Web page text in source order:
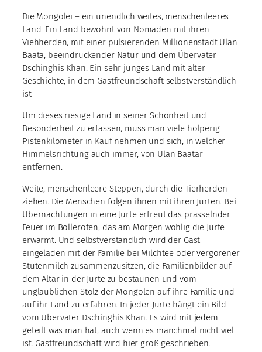
Die Mongolei – ein unendlich weites, menschenleeres
Land. Ein Land bewohnt von Nomaden mit ihren
Viehherden, mit einer pulsierenden Millionenstadt Ulan
Baata, beeindruckender Natur und dem Übervater
Dschinghis Khan. Ein sehr junges Land mit alter
Geschichte, in dem Gastfreundschaft selbstverständlich
ist
Um dieses riesige Land in seiner Schönheit und
Besonderheit zu erfassen, muss man viele holperig
Pistenkilometer in Kauf nehmen und sich, in welcher
Himmelsrichtung auch immer, von Ulan Baatar
entfernen.
Weite, menschenleere Steppen, durch die Tierherden
ziehen. Die Menschen folgen ihnen mit ihren Jurten. Bei
Übernachtungen in eine Jurte erfreut das prasselnder
Feuer im Bollerofen, das am Morgen wohlig die Jurte
erwärmt. Und selbstverständlich wird der Gast
eingeladen mit der Familie bei Milchtee oder vergorener
Stutenmilch zusammenzusitzen, die Familienbilder auf
dem Altar in der Jurte zu bestaunen und vom
unglaublichen Stolz der Mongolen auf ihre Familie und
auf ihr Land zu erfahren. In jeder Jurte hängt ein Bild
vom Übervater Dschinghis Khan. Es wird mit jedem
geteilt was man hat, auch wenn es manchmal nicht viel
ist. Gastfreundschaft wird hier groß geschrieben.